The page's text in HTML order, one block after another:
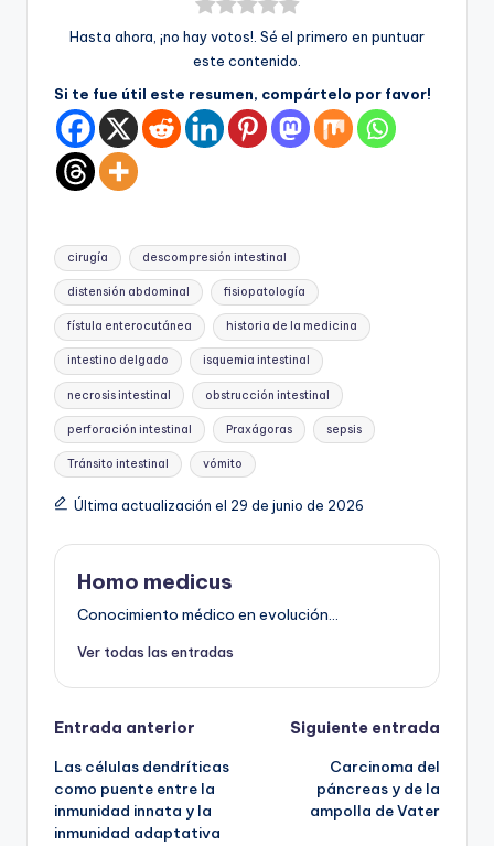
Hasta ahora, ¡no hay votos!. Sé el primero en puntuar
este contenido.
Si te fue útil este resumen, compártelo por favor!
Etiquetas:
cirugía descompresión intestinal
distensión abdominal fisiopatología
fístula enterocutánea historia de la medicina
intestino delgado isquemia intestinal
necrosis intestinal obstrucción intestinal
perforación intestinal Praxágoras sepsis
Tránsito intestinal vómito
Última actualización el 29 de junio de 2026
Homo medicus
Conocimiento médico en evolución...
Ver todas las entradas
Navegación
de
entradas
Entrada anterior
Las células dendríticas
como puente entre la
inmunidad innata y la
inmunidad adaptativa
Siguiente entrada
Carcinoma del
páncreas y de la
ampolla de Vater